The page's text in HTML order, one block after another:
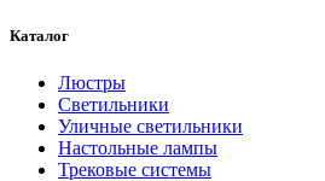
Каталог
Люстры
Светильники
Уличные светильники
Настольные лампы
Трековые системы